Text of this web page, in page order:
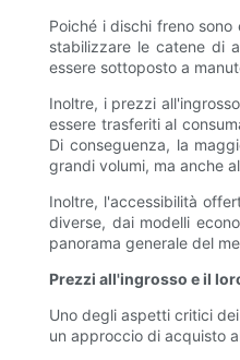
Poiché i dischi freno
stabilizzare le catene di
essere sottoposto a
Inoltre, i prezzi
essere trasferiti al
Di conseguenza, la
grandi volumi, ma anche
Inoltre, l'accessibilità
diverse, dai modelli
panorama generale del
Prezzi all'ingrosso e il
Uno degli aspetti critici
un approccio di acquisto